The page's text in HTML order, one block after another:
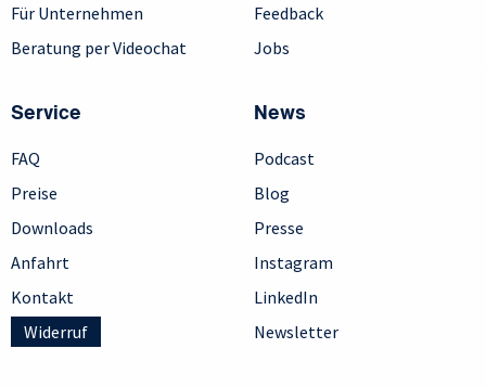
Für Unternehmen
Beratung per Videochat
Feedback
Jobs
Service
FAQ
Preise
Downloads
Anfahrt
Kontakt
Widerruf
News
Podcast
Blog
Presse
Instagram
LinkedIn
Newsletter